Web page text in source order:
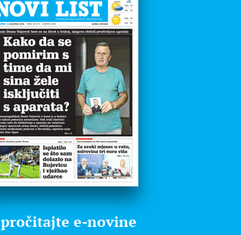
pročitajte e-novine